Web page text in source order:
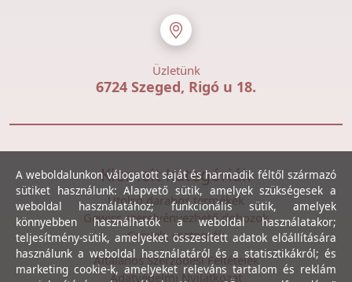
Üzletünk
6724 Szeged, Rigó u 18.
Kiemelt kategóriák
Utolsó darabos termékek
Gewiss szerelvényezhető dobozok
Csövek, csatornák
Általános Szerződési Feltételek
Adatvédelmi Nyilatkozat
A weboldalunkon válogatott saját és harmadik féltől származó
sütiket használunk: Alapvető sütik, amelyek szükségesek a
weboldal használatához; funkcionális sütik, amelyek
könnyebben használhatók a weboldal használatakor;
teljesítmény-sütik, amelyeket összesített adatok előállítására
használunk a weboldal használatáról és a statisztikákról; és
marketing cookie-k, amelyeket releváns tartalom és reklám